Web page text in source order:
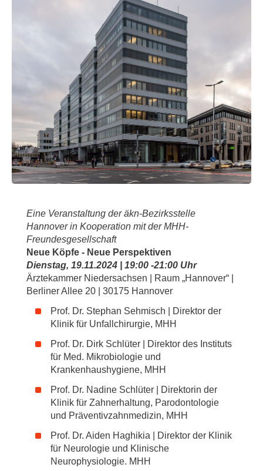
Eine Veranstaltung der äkn-Bezirksstelle
Hannover in Kooperation mit der MHH-
Freundesgesellschaft
Neue Köpfe - Neue Perspektiven
Dienstag, 19.11.2024 | 19:00 -21:00 Uhr
Ärztekammer Niedersachsen | Raum „Hannover“ |
Berliner Allee 20 | 30175 Hannover
Prof. Dr. Stephan Sehmisch | Direktor der
Klinik für Unfallchirurgie, MHH
Prof. Dr. Dirk Schlüter | Direktor des Instituts
für Med. Mikrobiologie und
Krankenhaushygiene, MHH
Prof. Dr. Nadine Schlüter | Direktorin der
Klinik für Zahnerhaltung, Parodontologie
und Präventivzahnmedizin, MHH
Prof. Dr. Aiden Haghikia | Direktor der Klinik
für Neurologie und Klinische
Neurophysiologie. MHH